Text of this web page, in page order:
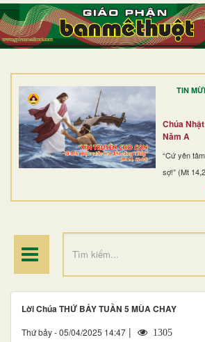
TIN
Chúa
Năm A
“Cứ yên
sợ!” (Mt
TRANG NHẤT
GIỚI THIỆU
DÒNG TU
BAN MỤC VỤ
ĐOÀN THỂ CG
ĐIỂM HÀNH HƯƠNG
Lời Chúa THỨ BẢY TUẦN 5 MÙA CHAY
Thứ bảy - 05/04/2025 14:47 | 1305